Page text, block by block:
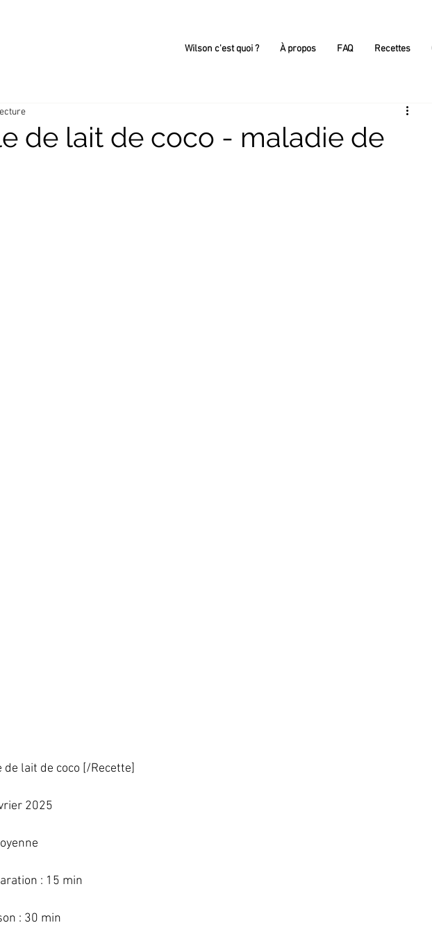
Wilson c'est quoi ? À propos FAQ Recettes
de lait de coco - maladie de
de lait de coco [/Recette]
2025
: 15 min
: 30 min